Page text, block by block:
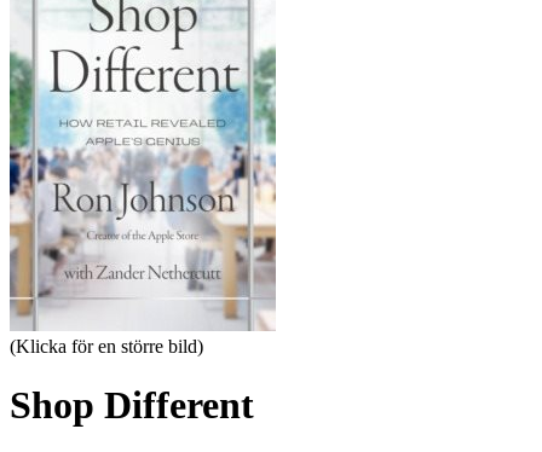
(Klicka för en större bild)
Shop Different